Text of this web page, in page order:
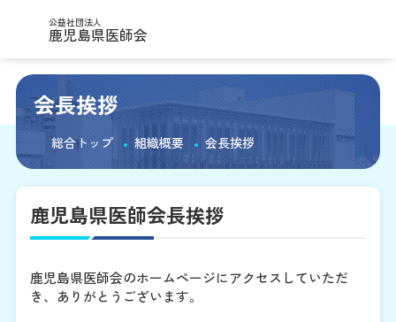
公益社団法人
鹿児島県医師会
会長挨拶
総合トップ 組織概要 会長挨拶
鹿児島県医師会長挨拶
鹿児島県医師会のホームページにアクセスしていただ
き、ありがとうございます。